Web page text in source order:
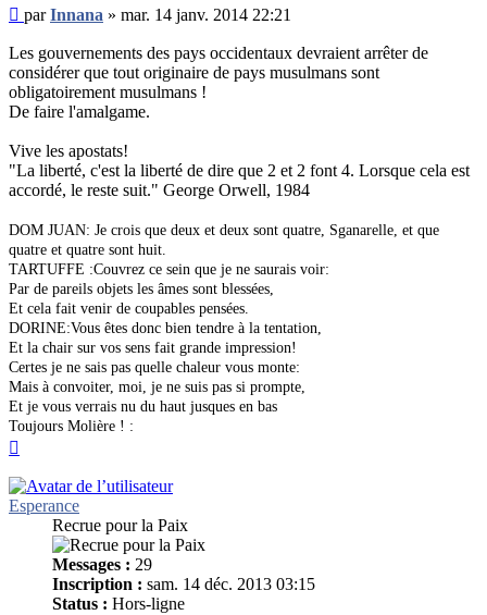
Message
non
lu
parInnana » mar. 14 janv. 2014 22:21
Les gouvernements des pays occidentaux devraient arrêter de
considérer que tout originaire de pays musulmans sont
obligatoirement musulmans !
De faire l'amalgame.
Vive les apostats!
"La liberté, c'est la liberté de dire que 2 et 2 font 4. Lorsque cela est
accordé, le reste suit." George Orwell, 1984
DOM JUAN: Je crois que deux et deux sont quatre, Sganarelle, et que
quatre et quatre sont huit.
TARTUFFE :Couvrez ce sein que je ne saurais voir:
Par de pareils objets les âmes sont blessées,
Et cela fait venir de coupables pensées.
DORINE:Vous êtes donc bien tendre à la tentation,
Et la chair sur vos sens fait grande impression!
Certes je ne sais pas quelle chaleur vous monte:
Mais à convoiter, moi, je ne suis pas si prompte,
Et je vous verrais nu du haut jusques en bas
Toujours Molière ! :
Esperance
Recrue pour la Paix
Messages : 29
Inscription : sam. 14 déc. 2013 03:15
Status : Hors-ligne